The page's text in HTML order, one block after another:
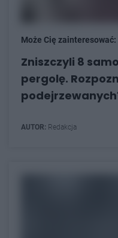
Może Cię zainteresować:
Zniszczyli 8
pergolę.
AUTOR: Redakcja